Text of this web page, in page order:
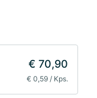
€ 70,90
€ 0,59 / Kps.